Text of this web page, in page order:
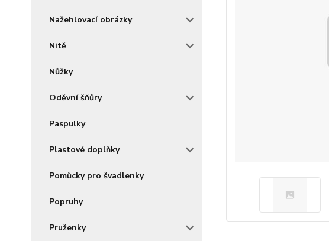
Nažehlovací obrázky
Nitě
Nůžky
Oděvní šňůry
Paspulky
Plastové doplňky
Pomůcky pro švadlenky
Popruhy
Pruženky